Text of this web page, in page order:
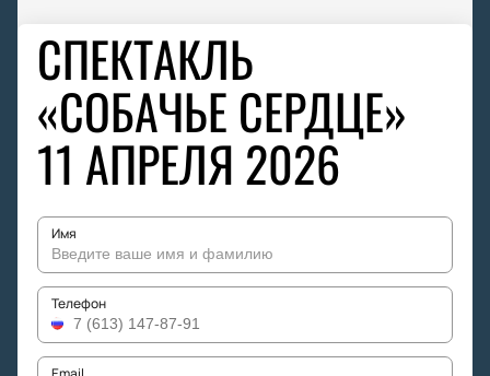
СПЕКТАКЛЬ
«СОБАЧЬЕ СЕРДЦЕ»
11 АПРЕЛЯ 2026
Имя
Телефон